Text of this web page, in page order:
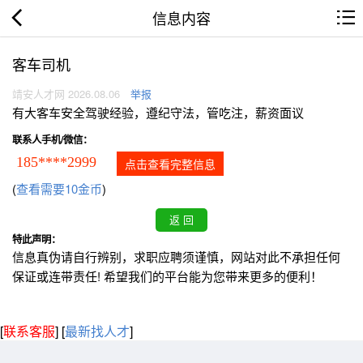
信息内容
客车司机
靖安人才网 2026.08.06 举报
有大客车安全驾驶经验，遵纪守法，管吃注，薪资面议
联系人手机/微信：
185****2999 点击查看完整信息
(查看需要10金币)
特此声明：
信息真伪请自行辨别，求职应聘须谨慎，网站对此不承担任何
保证或连带责任! 希望我们的平台能为您带来更多的便利！
[联系客服] [最新找人才]